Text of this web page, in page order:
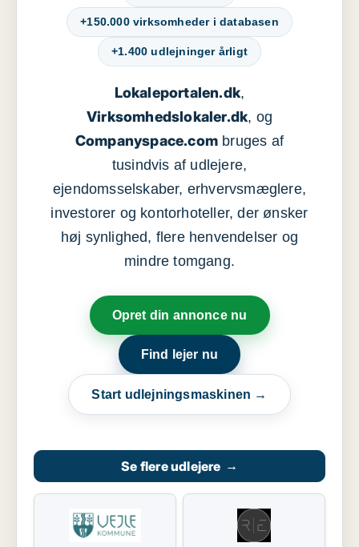
+150.000 virksomheder i databasen
+1.400 udlejninger årligt
Lokaleportalen.dk,
Virksomhedslokaler.dk, og
Companyspace.com bruges af
tusindvis af udlejere,
ejendomsselskaber, erhvervsmæglere,
investorer og kontorhoteller, der ønsker
høj synlighed, flere henvendelser og
mindre tomgang.
Opret din annonce nu
Find lejer nu
Start udlejningsmaskinen →
Se flere udlejere →